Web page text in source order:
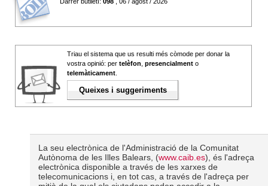
Triau el sistema que us resulti més còmode per donar la
vostra opinió: per telèfon presencialment o
telemàticament
Queixes i suggeriments
La seu electrònica de l'Administració de la Comunitat
Autònoma de les Illes Balears, (www.caib.es), és l'adreça
electrònica disponible a través de les xarxes de
telecomunicacions i, en tot cas, a través de l'adreça per